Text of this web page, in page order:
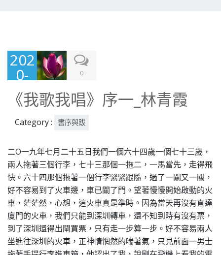
202
0-
07-
15
0
《我歌我唱》序一_林青霞
Category : 書序與跋
二O一九年七月二十五日我們一個六十四歲一個七十三歲，
兩人拖著三個行李，七十三那個一拖二，一馬當先，走得飛
快。六十四那個拖著一個行李緊緊跟隨，過了一關又一關，
好不容易到了火車邊，車已關了門。望著慢慢開始啟動的火
車，茫茫然，心想，這火車真是準時。因為當天再沒有直達
廈門的火車，我們只能到深圳轉車，還不知到時有沒有票，
到了深圳還得出閘買票，只有走一步算一步。好不容易兩人
坐進往深圳的火車，正神情惘然的喘著氣，只見前面一男士